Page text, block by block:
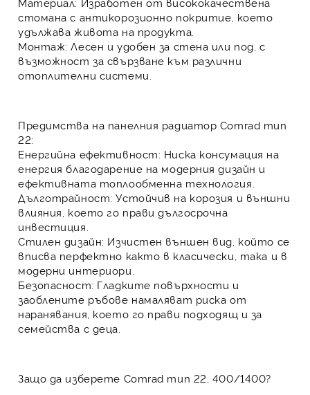
стомана с антикорозионно покритие, което
удължава живота на продукта.
Монтаж: Лесен и удобен за стена или под, с
възможност за свързване към различни
отоплителни системи.
Предимства на панелния радиатор Comrad тип
22:
Енергийна ефективност: Ниска консумация на
енергия благодарение на модерния дизайн и
ефективната топлообменна технология.
Дълготрайност: Устойчив на корозия и външни
влияния, което го прави дългосрочна
инвестиция.
Стилен дизайн: Изчистен външен вид, който се
вписва перфектно както в класически, така и в
модерни интериори.
Безопасност: Гладките повърхности и
заоблените ръбове намаляват риска от
наранявания, което го прави подходящ и за
семейства с деца.
Защо да изберете Comrad тип 22, 400/1400?